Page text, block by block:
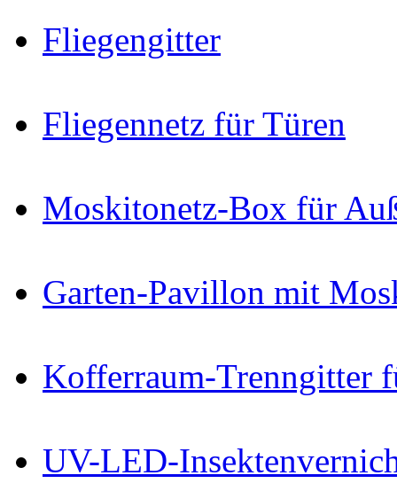
Fliegengitter
Fliegennetz für Türen
Moskitonetz-Box für
Garten-Pavillon mit
Kofferraum-Trenngitter
UV-LED-